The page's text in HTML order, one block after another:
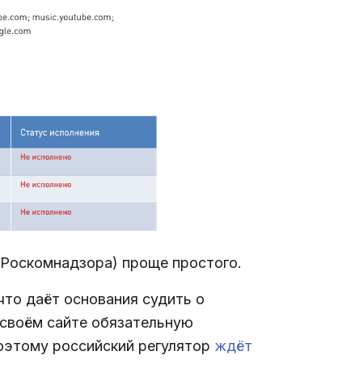
проще простого.
даёт основания судить о
сайте обязательную
российский регулятор ждёт